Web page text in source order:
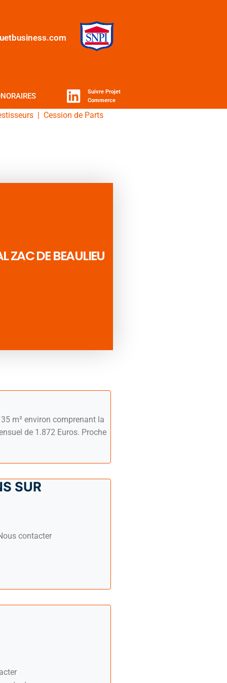
Suivre Projet
Commerce
| Cession de Parts
ZAC DE BEAULIEU
m² environ comprenant la
de 1.872 Euros. Proche
SUR
contacter